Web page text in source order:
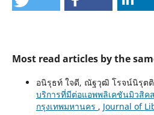
Most read articles by the
อนิรุธท์ ใจดี, ณัฐวุฒิ โรจน์นิรุต
บริการที่มีต่อแอพพลิเคชันมิวสิค
กรุงเทพมหานคร , Journal of